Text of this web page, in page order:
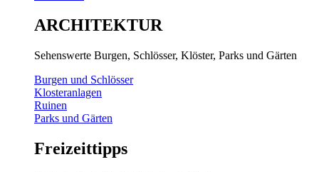
ARCHITEKTUR
Sehenswerte Burgen, Schlösser, Klöster, Parks und Gärten
Burgen und Schlösser
Klosteranlagen
Ruinen
Parks und Gärten
Freizeittipps